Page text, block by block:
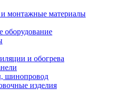
монтажные материалы
оборудование
и обогрева
изделия